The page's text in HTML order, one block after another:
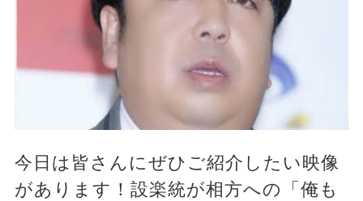
今日は皆さんにぜひご紹介したい映像
があります！設楽統が相方への「俺も